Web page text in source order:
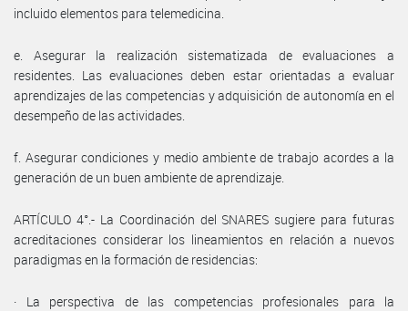
incluido elementos para telemedicina.
e. Asegurar la realización sistematizada de evaluaciones a
residentes. Las evaluaciones deben estar orientadas a evaluar
aprendizajes de las competencias y adquisición de autonomía en el
desempeño de las actividades.
f. Asegurar condiciones y medio ambiente de trabajo acordes a la
generación de un buen ambiente de aprendizaje.
ARTÍCULO 4°.- La Coordinación del SNARES sugiere para futuras
acreditaciones considerar los lineamientos en relación a nuevos
paradigmas en la formación de residencias:
· La perspectiva de las competencias profesionales para la